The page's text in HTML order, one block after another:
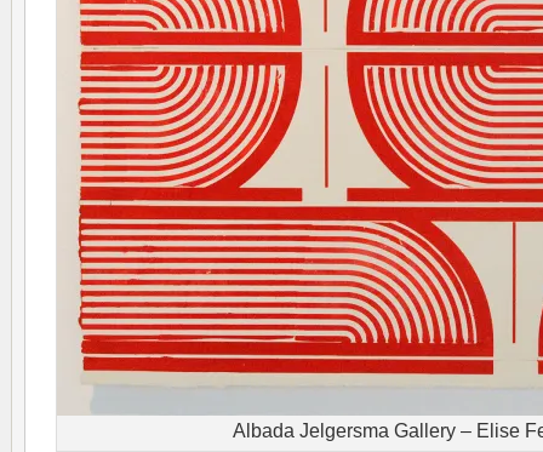
Albada Jelgersma Gallery – Elise